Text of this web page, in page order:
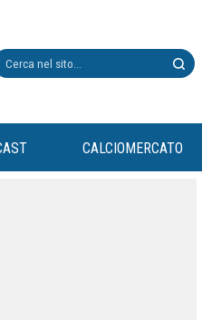
CALCIOMERCATO